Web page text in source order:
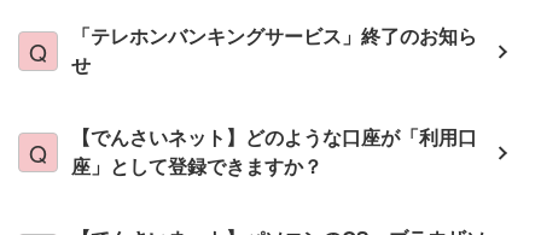
「テレホンバンキングサービス」終了のお知ら
せ
【でんさいネット】どのような口座が「利用口
座」として登録できますか？